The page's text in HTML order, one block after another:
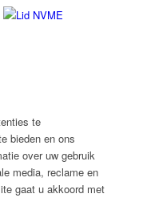
te
bieden en ons
over uw gebruik
media, reclame en
gaat u akkoord met